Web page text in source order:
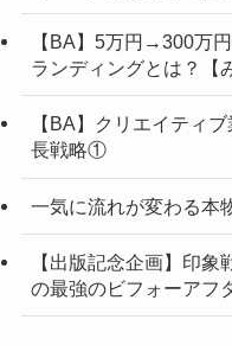
【BA】5万円→300万
ランディングとは？【
【BA】クリエイティ
長戦略①
一気に流れが変わる本
【出版記念企画】印
の最強のビフォーアフ